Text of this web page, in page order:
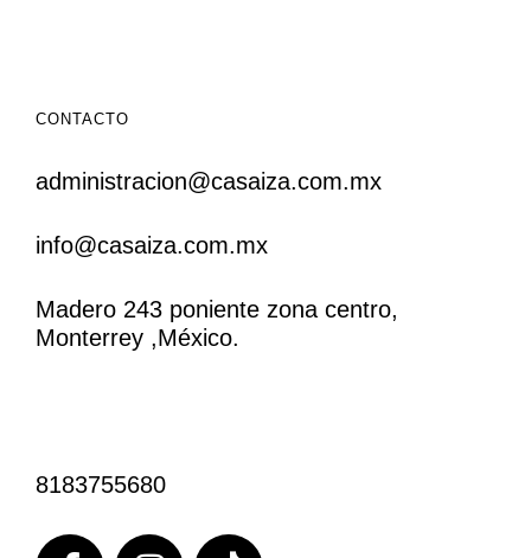
CONTACTO
administracion@casaiza.com.mx
info@casaiza.com.mx
Madero 243 poniente zona centro,
Monterrey ,México.
8183755680